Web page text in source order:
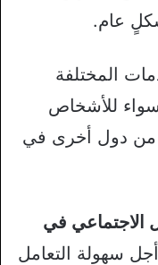
عام.
المختلفة
للأشخاص
من دول أخرى في
الاجتماعي في
سهولة التعامل